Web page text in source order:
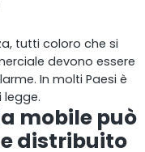
commerciale
tutti coloro che si
devono essere
In molti Paesi è
mobile può
distribuito